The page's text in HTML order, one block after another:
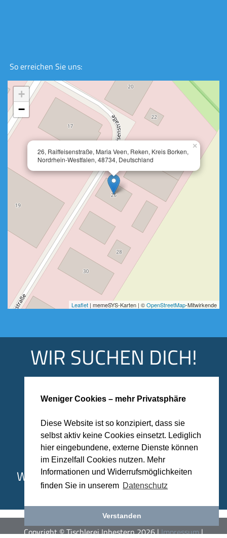
Weniger Cookies – mehr Privatsphäre
Diese Website ist so konzipiert, dass sie
selbst aktiv keine Cookies einsetzt. Lediglich
hier eingebundene, externe Dienste können
im Einzelfall Cookies nutzen. Mehr
Informationen und Widerrufsmöglichkeiten
finden Sie in unserem Datenschutz
Verstanden
So erreichen Sie uns:
26, Raiffeisenstraße, Maria Veen, Reken, Kreis Borken,
Nordrhein-Westfalen, 48734, Deutschland
×
+
−
Leaflet | memeSYS-Karten | ©OpenStreetMap-Mitwirkende
WIR SUCHEN DICH!
suchen wir
Monteure (m/w/d)
oder die es noch werden wollen!
Wir freuen uns auf deine Bewerbung -
ein Anruf genügt!
Copyright © Tischlerei Inhestern 2026 |Impressum|